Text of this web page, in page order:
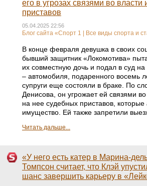
его в угрозах связями во власти
приставов
05.04.2025 22:56
Блог сайта «Спорт 1 | Все виды спорта и
В конце февраля девушка в своих
бывший защитник «Локомотива»
их совместную дочь и подал в суд
– автомобиля, подаренного восемь
супруги еще состояли в браке. По
Денисова, он угрожает ей связями
на нее судебных приставов, которые
имущество. Ей также запретили
Читать дальше...
«У него есть катер в Марина-
Томпсон считает, что Клэй
шанс завершить карьеру в